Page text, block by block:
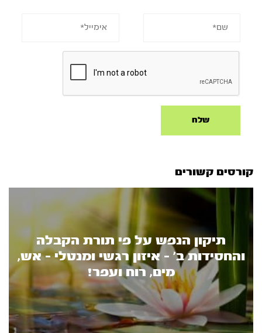
קורסים קשורים
תיקון הנפש על פי תורת הקבלה
והחסידות ב’ - איזון רגשי ומנטלי - אש,
מים, רוח ועפר!